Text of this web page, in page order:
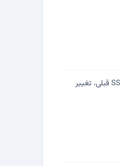
Rollback نباید بعد از خراب شدن سرویس طراحی شود. قبل از اجرا مشخص کنید اگر نتیجه بد بود، دقیقاً چه کاری انجام می‌دهید: حذف Rule جدید، برگرداندن SSL Profile قبلی، تغییر